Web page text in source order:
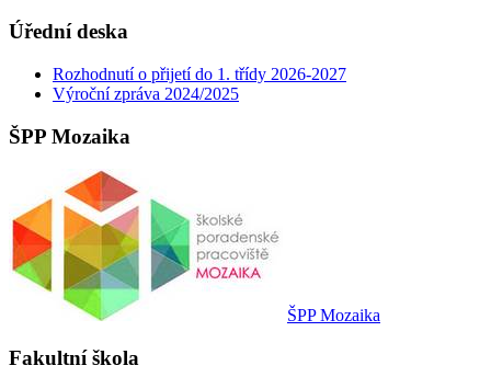
Úřední deska
Rozhodnutí o přijetí do 1. třídy 2026-2027
Výroční zpráva 2024/2025
ŠPP Mozaika
ŠPP Mozaika
Fakultní škola